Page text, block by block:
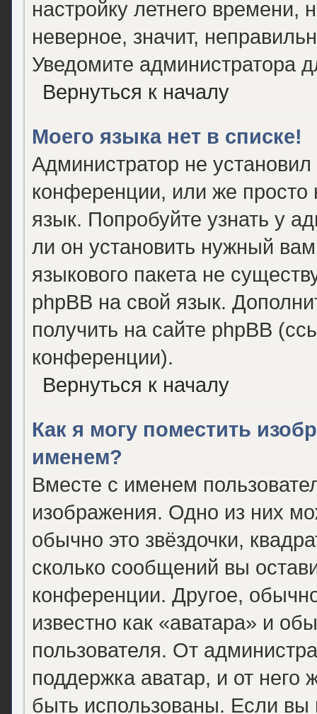
настройку летнего
неверное, значит,
Уведомите администратора
Вернуться к началу
Моего языка нет в списке!
Администратор не
конференции, или же просто
язык. Попробуйте узнать у
ли он установить нужный
языкового пакета не
phpBB на свой язык.
получить на сайте phpBB
конференции).
Вернуться к началу
Как я могу поместить
именем?
Вместе с именем
изображения. Одно из них
обычно это звёздочки,
сколько сообщений вы
конференции. Другое,
известно как «аватара» и
пользователя. От
поддержка аватар, и от него
быть использованы. Если вы